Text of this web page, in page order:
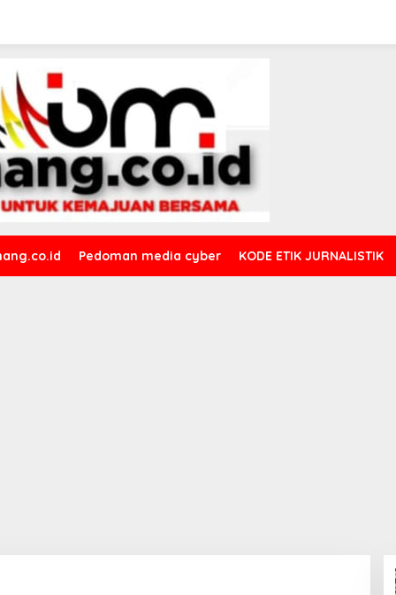
Pedoman media cyber KODE ETIK JURNALISTIK